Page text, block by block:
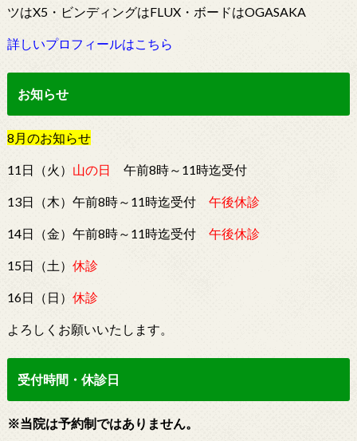
ツはX5・ビンディングはFLUX・ボードはOGASAKA
詳しいプロフィールはこちら
お知らせ
8 月のお知らせ
11日（火） 山の日 午前8時～11時迄受付
13日（木）午前8時～11時迄受付 午後休診
14日（金）午前8時～11時迄受付 午後休診
15日（土） 休診
16日（日） 休診
よろしくお願いいたします。
受付時間・休診日
※当院は予約制ではありません。